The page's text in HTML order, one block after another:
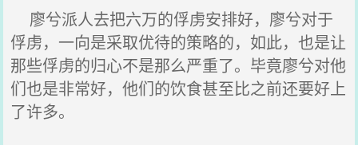
廖兮派人去把六万的俘虏安排好，廖兮对于
俘虏，一向是采取优待的策略的，如此，也是让
那些俘虏的归心不是那么严重了。毕竟廖兮对他
们也是非常好，他们的饮食甚至比之前还要好上
了许多。